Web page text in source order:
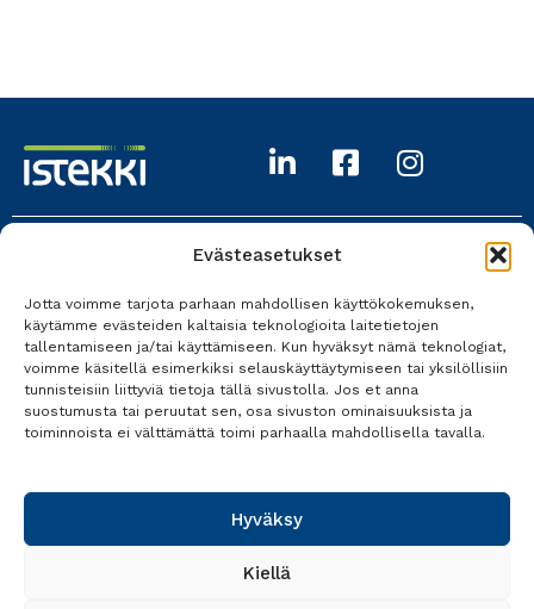
Evästeasetukset
Jotta voimme tarjota parhaan mahdollisen käyttökokemuksen,
käytämme evästeiden kaltaisia teknologioita laitetietojen
tallentamiseen ja/tai käyttämiseen. Kun hyväksyt nämä teknologiat,
voimme käsitellä esimerkiksi selauskäyttäytymiseen tai yksilöllisiin
tunnisteisiin liittyviä tietoja tällä sivustolla. Jos et anna
suostumusta tai peruutat sen, osa sivuston ominaisuuksista ja
toiminnoista ei välttämättä toimi parhaalla mahdollisella tavalla.
Hyväksy
Kiellä
017 618 0700
Kaikki yhteystiedot